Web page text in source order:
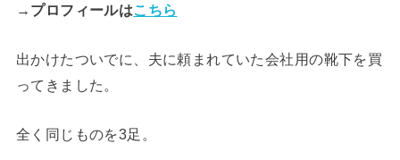
→プロフィールはこちら
出かけたついでに、夫に頼まれていた会社用の靴下を買
ってきました。
全く同じものを3足。